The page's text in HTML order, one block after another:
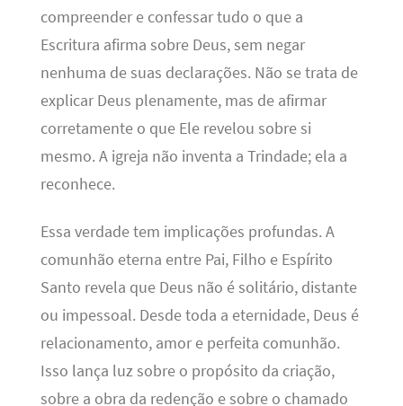
compreender e confessar tudo o que a
Escritura afirma sobre Deus, sem negar
nenhuma de suas declarações. Não se trata de
explicar Deus plenamente, mas de afirmar
corretamente o que Ele revelou sobre si
mesmo. A igreja não inventa a Trindade; ela a
reconhece.
Essa verdade tem implicações profundas. A
comunhão eterna entre Pai, Filho e Espírito
Santo revela que Deus não é solitário, distante
ou impessoal. Desde toda a eternidade, Deus é
relacionamento, amor e perfeita comunhão.
Isso lança luz sobre o propósito da criação,
sobre a obra da redenção e sobre o chamado